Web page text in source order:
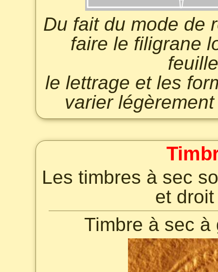
Du fait du mode de
faire le filigrane
le lettrage et les
varier
Les timbres à sec
et
Timbre à sec